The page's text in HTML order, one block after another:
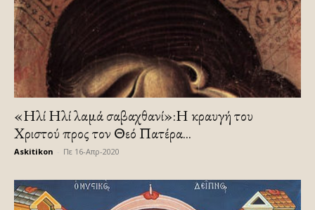
«Ηλί Ηλί λαμά σαβαχθανί»:Η κραυγή του
Χριστού προς τον Θεό Πατέρα...
Askitikon Πε 16-Απρ-2020